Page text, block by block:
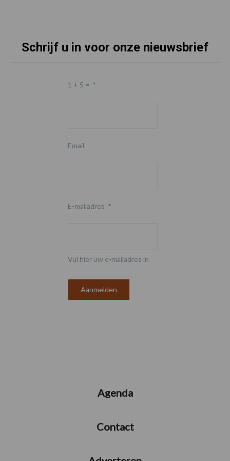
Schrijf u in voor onze nieuwsbrief
1 + 5 = *
Email
E-mailadres *
Vul hier uw e-mailadres in
Agenda
Contact